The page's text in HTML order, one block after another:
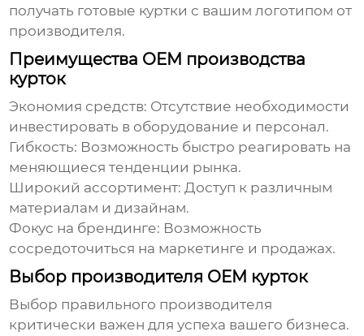
получать готовые куртки с вашим логотипом от
производителя.
Преимущества OEM производства
курток
Экономия средств: Отсутствие необходимости
инвестировать в оборудование и персонал.
Гибкость: Возможность быстро реагировать на
меняющиеся тенденции рынка.
Широкий ассортимент: Доступ к различным
материалам и дизайнам.
Фокус на брендинге: Возможность
сосредоточиться на маркетинге и продажах.
Выбор производителя OEM курток
Выбор правильного производителя
критически важен для успеха вашего бизнеса.